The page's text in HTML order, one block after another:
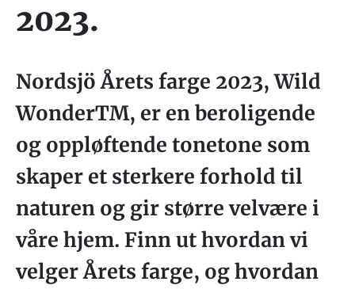
2023.
Nordsjö Årets farge 2023, Wild
WonderTM, er en beroligende
og oppløftende tonetone som
skaper et sterkere forhold til
naturen og gir større velvære i
våre hjem. Finn ut hvordan vi
velger Årets farge, og hvordan